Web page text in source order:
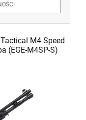
M4 Speed
(EGE-M4SP-S)